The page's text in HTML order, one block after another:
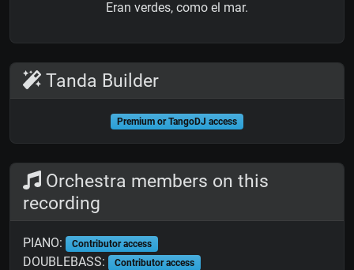
Eran verdes, como el mar.
Tanda Builder
Premium or TangoDJ access
Orchestra members on this
recording
PIANO: Contributor access
DOUBLEBASS: Contributor access